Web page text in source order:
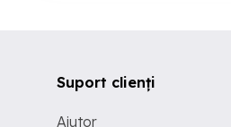
Suport clienți
Ajutor